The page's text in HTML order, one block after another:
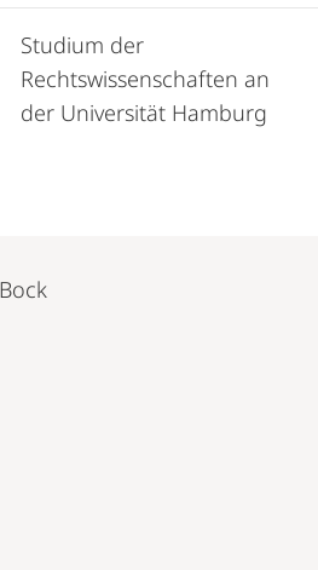
Studium der
Rechtswissenschaften an
der Universität Hamburg